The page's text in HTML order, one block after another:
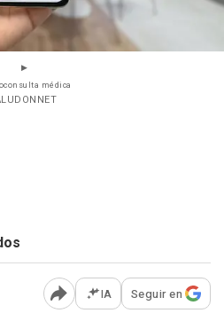
médica
Abrir opciones para
IA Seguir en